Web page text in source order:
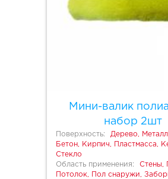
Мини-валик
набор 2шт
Поверхность:
Дерево,
Бетон, Кирпич, Пластмасса,
Стекло
Область применения:
Стены,
Потолок, Пол снаружи,